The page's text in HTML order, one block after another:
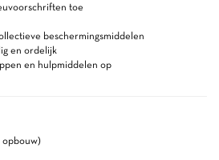
toe
beschermingsmiddelen
en ordelijk
en hulpmiddelen op
opbouw)